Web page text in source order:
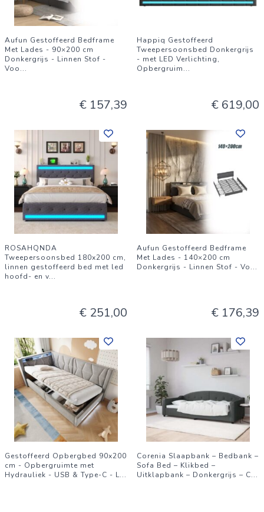
Aufun Gestoffeerd Bedframe
Met Lades - 90×200 cm
Donkergrijs - Linnen Stof -
Voo...
€ 157,39
Happiq Gestoffeerd
Tweepersoonsbed Donkergrijs
- met LED Verlichting,
Opbergruim...
€ 619,00
ROSAHQNDA
Tweepersoonsbed 180x200 cm,
linnen gestoffeerd bed met led
hoofd- en v...
€ 251,00
Aufun Gestoffeerd Bedframe
Met Lades - 140×200 cm
Donkergrijs - Linnen Stof - Vo...
€ 176,39
Gestoffeerd Opbergbed 90x200
cm - Opbergruimte met
Hydrauliek - USB & Type-C - L...
Corenia Slaapbank – Bedbank –
Sofa Bed – Klikbed –
Uitklapbank – Donkergrijs – C...